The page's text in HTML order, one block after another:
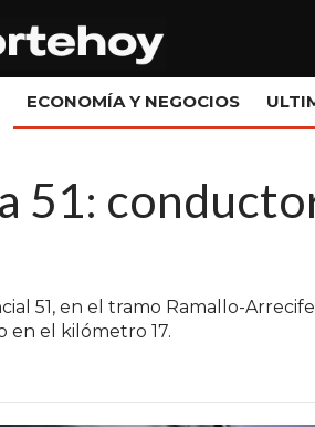
ECONOMÍA Y NEGOCIOS
51:
51, en el tramo Ramallo-
en el kilómetro 17.